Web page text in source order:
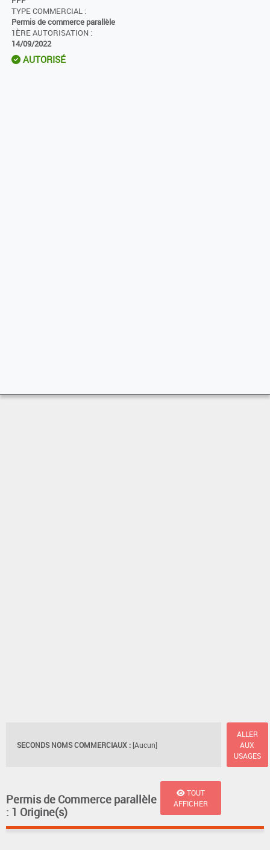
TYPE COMMERCIAL :
Permis de commerce parallèle
1ÈRE AUTORISATION :
14/09/2022
AUTORISÉ
SECONDS NOMS COMMERCIAUX : [Aucun]
ALLER
AUX
USAGES
Permis de Commerce parallèle
: 1 Origine(s)
TOUT
AFFICHER